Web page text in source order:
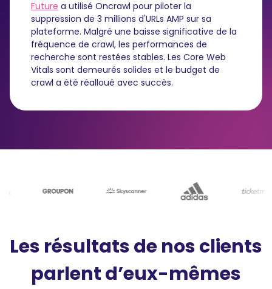
Future a utilisé Oncrawl pour piloter la
suppression de 3 millions d'URLs AMP sur sa
plateforme. Malgré une baisse significative de la
fréquence de crawl, les performances de
recherche sont restées stables. Les Core Web
Vitals sont demeurés solides et le budget de
crawl a été réalloué avec succès.
Les résultats de nos clients
parlent d’eux-mêmes